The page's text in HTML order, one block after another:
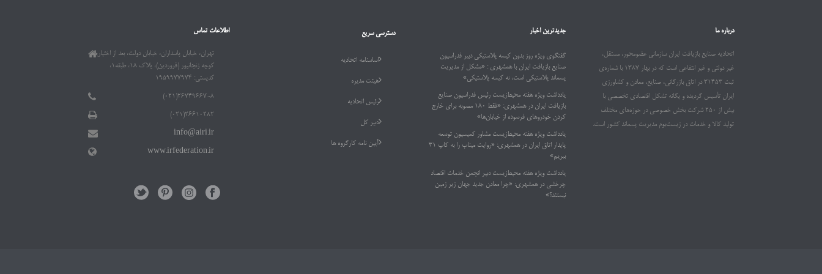
اطلاعات تماس
تهران، خیابان پاسداران، خیابان دولت، بعد از اختیاریه،
کوچه زنجانپور (فروردین)، پلاک ۱۸، طبقه۱،
کدپستی: ۱۹۵۹۹۷۷۹۷۴
۲۶۷۴۹۶۶۷-۸(۰۲۱)
۲۶۶۱۰۲۸۲(۰۲۱)
info@airi.ir
www.irfederation.ir
دسترسی سریع
اساسنامه اتحادیه
هیئت مدیره
رئیس اتحادیه
دبیر کل
آیین نامه کارگروه ها
جدیدترین اخبار
گفتگوی ویژه روز بدون کیسه پلاستیکی دبیر فدراسیون
صنایع بازیافت ایران با همشهری : «مشکل از مدیریت
پسماند پلاستیکی است، نه کیسه پلاستیکی»
یادداشت ویژه هفته محیط‌زیست رئیس فدراسیون صنایع
بازیافت ایران در همشهری: «فقط ۱۸۰ مصوبه برای خارج
کردن خودروهای فرسوده از خیابان‌ها»
یادداشت ویژه هفته محیط‌زیست مشاور کمیسیون توسعه
پایدار اتاق ایران در همشهری: «روایت میناب را به کاپ ۳۱
ببریم»
یادداشت ویژه هفته محیط‌زیست دبیر انجمن خدمات اقتصاد
چرخشی در همشهری: «چرا معادن جدید جهان زیر زمین
نیستند؟»
درباره ما
اتحادیه صنایع بازیافت ایران سازمانی عضومحور، مستقل،
غیر دولتی و غیر انتفاعی است که در بهار ۱۳۸۷ با شماره‌ی
ثبت ۳۱۴۵۳ در اتاق بازرگانی، صنایع، معادن و کشاورزی
ایران تأسیس گردیده و یگانه تشکل اقتصادی تخصصی با
بیش از ۲۵۰ شرکت بخش خصوصی در حوزه‌های مختلف
تولید کالا و خدمات در زیست‌بوم مدیریت پسماند کشور است.